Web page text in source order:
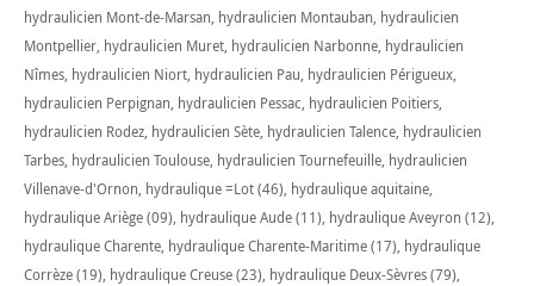
hydraulicien Mont-de-Marsan, hydraulicien Montauban, hydraulicien
Montpellier, hydraulicien Muret, hydraulicien Narbonne, hydraulicien
Nîmes, hydraulicien Niort, hydraulicien Pau, hydraulicien Périgueux,
hydraulicien Perpignan, hydraulicien Pessac, hydraulicien Poitiers,
hydraulicien Rodez, hydraulicien Sète, hydraulicien Talence, hydraulicien
Tarbes, hydraulicien Toulouse, hydraulicien Tournefeuille, hydraulicien
Villenave-d'Ornon, hydraulique =Lot (46), hydraulique aquitaine,
hydraulique Ariège (09), hydraulique Aude (11), hydraulique Aveyron (12),
hydraulique Charente, hydraulique Charente-Maritime (17), hydraulique
Corrèze (19), hydraulique Creuse (23), hydraulique Deux-Sèvres (79),